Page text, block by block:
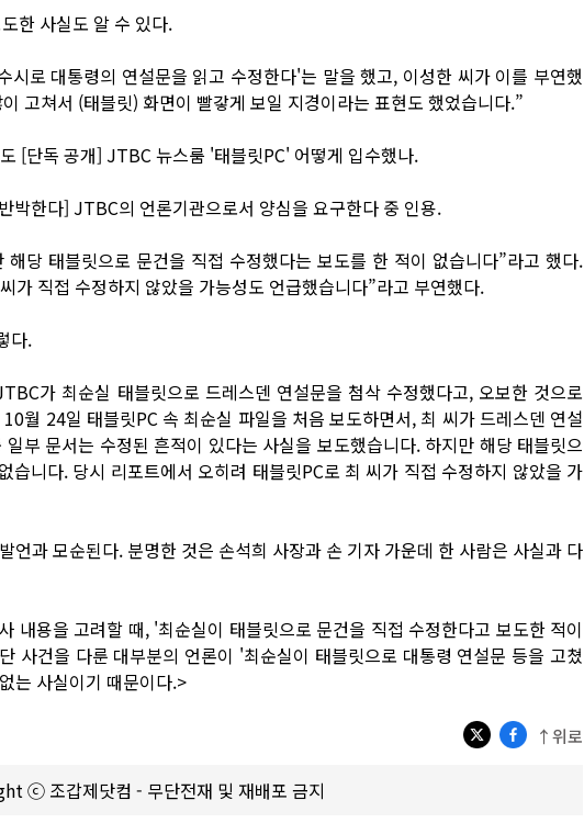
한 사실도 알 수 있다.
로 대통령의 연설문을 읽고 수정한다'는 말을 했고, 이성한 씨가 이를 부연했
고쳐서 (태블릿) 화면이 빨갛게 보일 지경이라는 표현도 했었습니다.”
[단독 공개] JTBC 뉴스룸 '태블릿PC' 어떻게 입수했나.
박한다] JTBC의 언론기관으로서 양심을 요구한다 중 인용.
당 태블릿으로 문건을 직접 수정했다는 보도를 한 적이 없습니다”라고 했다.
가 직접 수정하지 않았을 가능성도 언급했습니다”라고 부연했다.
다.
가 최순실 태블릿으로 드레스덴 연설문을 첨삭 수정했다고, 오보한 것으로
월 24일 태블릿PC 속 최순실 파일을 처음 보도하면서, 최 씨가 드레스덴 연설
부 문서는 수정된 흔적이 있다는 사실을 보도했습니다. 하지만 해당 태블릿으
습니다. 당시 리포트에서 오히려 태블릿PC로 최 씨가 직접 수정하지 않았을 가
언과 모순된다. 분명한 것은 손석희 사장과 손 기자 가운데 한 사람은 사실과 다
내용을 고려할 때, '최순실이 태블릿으로 문건을 직접 수정한다고 보도한 적이
사건을 다룬 대부분의 언론이 '최순실이 태블릿으로 대통령 연설문 등을 고쳤
는 사실이기 때문이다.>
↑위로
ⓒ 조갑제닷컴 - 무단전재 및 재배포 금지